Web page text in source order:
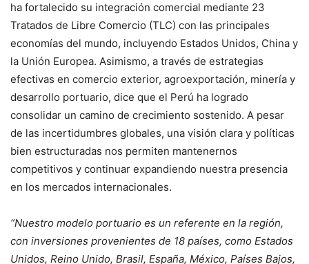
ha fortalecido su integración comercial mediante 23
Tratados de Libre Comercio (TLC) con las principales
economías del mundo, incluyendo Estados Unidos, China y
la Unión Europea. Asimismo, a través de estrategias
efectivas en comercio exterior, agroexportación, minería y
desarrollo portuario, dice que el Perú ha logrado
consolidar un camino de crecimiento sostenido. A pesar
de las incertidumbres globales, una visión clara y políticas
bien estructuradas nos permiten mantenernos
competitivos y continuar expandiendo nuestra presencia
en los mercados internacionales.
“Nuestro modelo portuario es un referente en la región,
con inversiones provenientes de 18 países, como Estados
Unidos, Reino Unido, Brasil, España, México, Países Bajos,